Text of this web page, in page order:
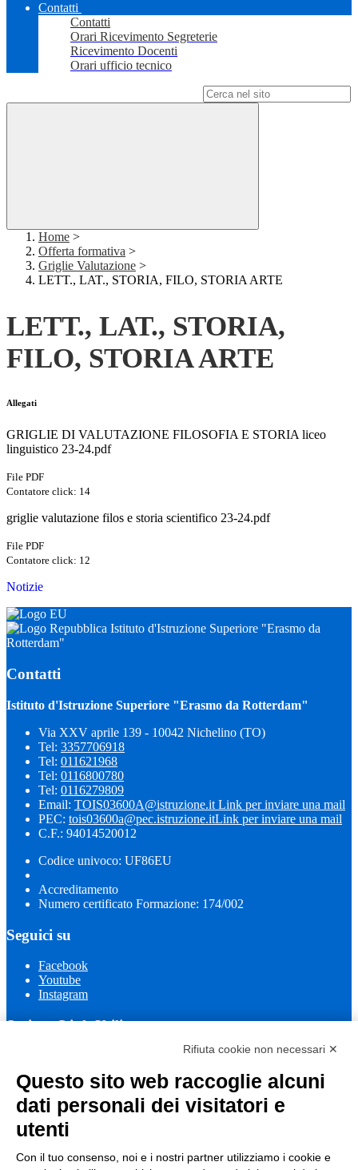
Contatti
Contatti
Orari Ricevimento Segreterie
Ricevimento Docenti
Orari ufficio tecnico
Home >
Offerta formativa >
Griglie Valutazione >
LETT., LAT., STORIA, FILO, STORIA ARTE
LETT., LAT., STORIA,
FILO, STORIA ARTE
Allegati
GRIGLIE DI VALUTAZIONE FILOSOFIA E STORIA liceo
linguistico 23-24.pdf
File PDF
Contatore click: 14
griglie valutazione filos e storia scientifico 23-24.pdf
File PDF
Contatore click: 12
Notizie
Istituto d'Istruzione Superiore "Erasmo da
Rotterdam"
Contatti
Istituto d'Istruzione Superiore "Erasmo da Rotterdam"
Via XXV aprile 139 - 10042 Nichelino (TO)
Tel: 3357706918
Tel: 011621968
Tel: 0116800780
Tel: 0116279809
Email: TOIS03600A@istruzione.it Link per inviare una mail
PEC: tois03600a@pec.istruzione.itLink per inviare una mail
C.F.: 94014520012
Codice univoco: UF86EU
Accreditamento
Numero certificato Formazione: 174/002
Seguici su
Facebook
Youtube
Instagram
Sezione Link Utili
Informativa Privacy
Ufficio Relazioni con il Pubblico
Dichiarazione di accessibilità
Obiettivi di accessibilità
Gestione consensi cookie
Rifiuta cookie non necessari ✕
Questo sito web raccoglie alcuni
dati personali dei visitatori e
utenti
Con il tuo consenso, noi e i nostri partner utilizziamo i cookie e